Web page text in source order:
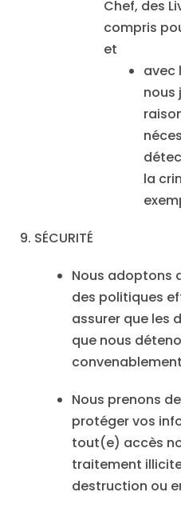
Chef, des
compris
et
avec
nous
la
9. SÉCURITÉ
Nous adoptons
des politiques
assurer que les
que nous
Nous prenons
protéger vos
tout(e) accès
traitement
destruction ou